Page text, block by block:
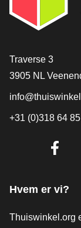
Traverse 3
3905 NL
+31 (0)318 64
Hvem er vi?
Thuiswinkel.org